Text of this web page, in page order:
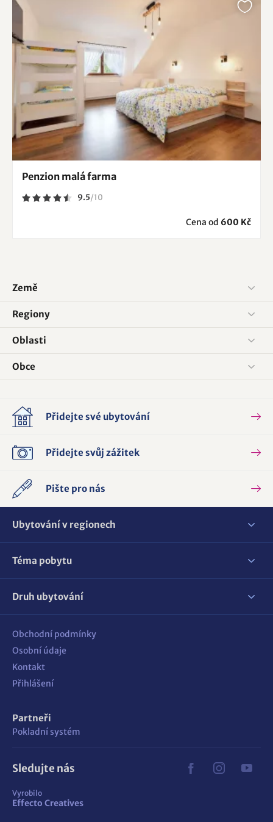
Penzion malá farma
9.5/10
Cena od 600 Kč
Země
Regiony
Oblasti
Obce
Přidejte své ubytování
Přidejte svůj zážitek
Pište pro nás
Ubytování v regionech
Téma pobytu
Druh ubytování
Obchodní podmínky
Osobní údaje
Kontakt
Přihlášení
Partneři
Pokladní systém
Sledujte nás
Vyrobilo
Effecto Creatives